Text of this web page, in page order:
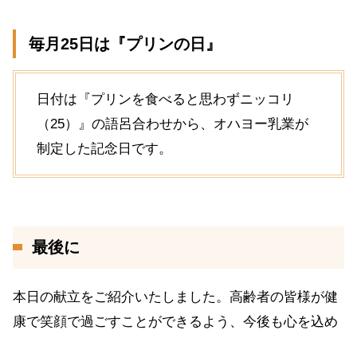
毎月25日は『プリンの日』
日付は『プリンを食べると思わずニッコリ
（25）』の語呂合わせから、オハヨー乳業が
制定した記念日です。
最後に
本日の献立をご紹介いたしました。高齢者の皆様が健
康で笑顔で過ごすことができるよう、今後も心を込め